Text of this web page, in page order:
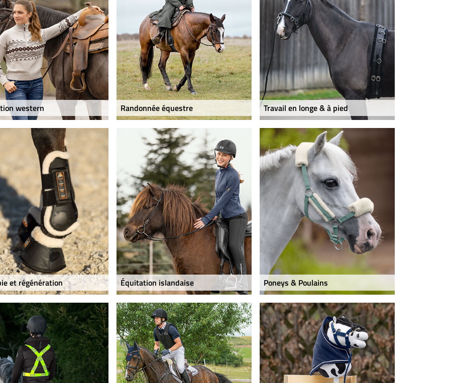
western Randonnée équestre Travail en longe & à pied
et régénération Équitation islandaise Poneys & Poulains